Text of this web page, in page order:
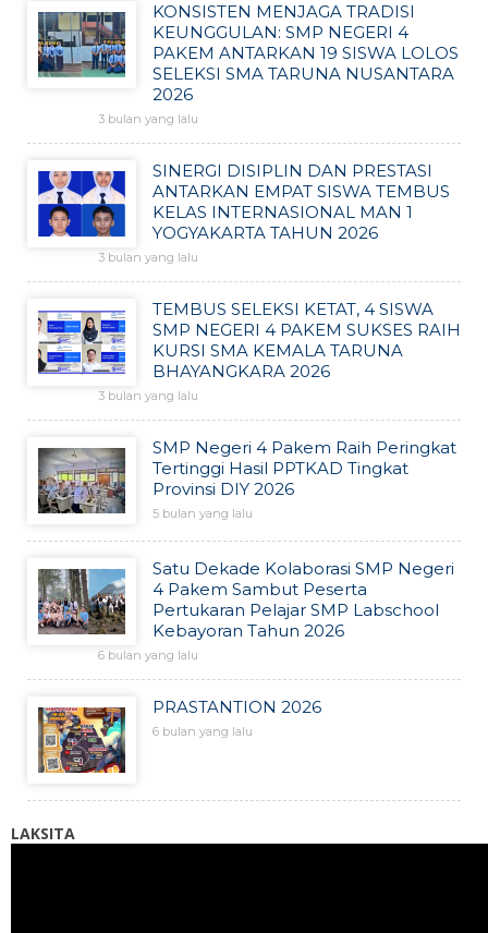
KONSISTEN MENJAGA TRADISI
KEUNGGULAN: SMP NEGERI 4
PAKEM ANTARKAN 19 SISWA LOLOS
SELEKSI SMA TARUNA NUSANTARA
2026
3 bulan yang lalu
SINERGI DISIPLIN DAN PRESTASI
ANTARKAN EMPAT SISWA TEMBUS
KELAS INTERNASIONAL MAN 1
YOGYAKARTA TAHUN 2026
3 bulan yang lalu
TEMBUS SELEKSI KETAT, 4 SISWA
SMP NEGERI 4 PAKEM SUKSES RAIH
KURSI SMA KEMALA TARUNA
BHAYANGKARA 2026
3 bulan yang lalu
SMP Negeri 4 Pakem Raih Peringkat
Tertinggi Hasil PPTKAD Tingkat
Provinsi DIY 2026
5 bulan yang lalu
Satu Dekade Kolaborasi SMP Negeri
4 Pakem Sambut Peserta
Pertukaran Pelajar SMP Labschool
Kebayoran Tahun 2026
6 bulan yang lalu
PRASTANTION 2026
6 bulan yang lalu
LAKSITA